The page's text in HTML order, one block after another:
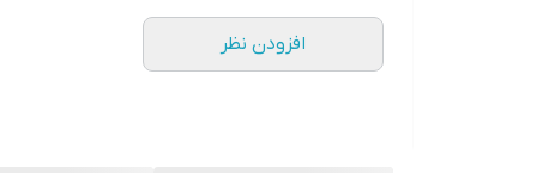
۳. آرام با انگشت کرم را در محل آنقدر ماساژ دهید تا جذب پوست شود
افزودن نظر